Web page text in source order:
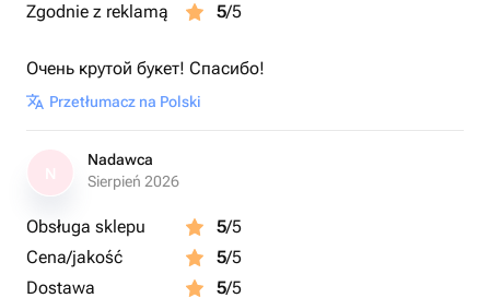
Zgodnie z reklamą
5/5
Очень крутой букет! Спасибо!
Przetłumacz na Polski
Nadawca
Sierpień 2026
Obsługa sklepu 5/5
Cena/jakość
5/5
Dostawa
5/5